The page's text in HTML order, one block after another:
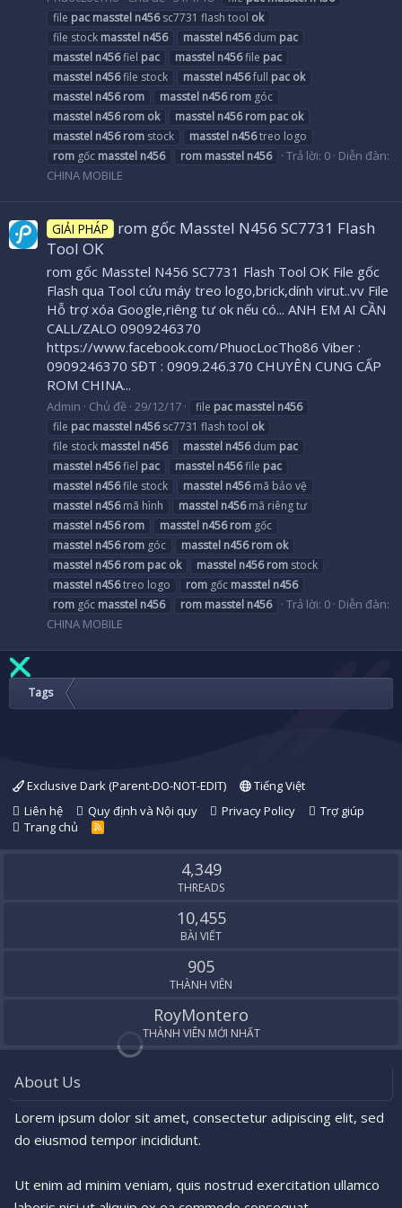
file pac masstel n456sc7731 flash tool ok
file stock masstel n456 masstel n456dum pac
masstel n456fiel pac masstel n456file pac
masstel n456file stock masstel n456full pac ok
masstel n456 rom masstel n456 rom góc
masstel n456 rom ok masstel n456 rom pac ok
masstel n456 rom stock masstel n456treo logo
rom gốc masstel n456 rom masstel n456 Trả lời: 0 Diễn đàn:
CHINA MOBILE
GIẢI PHÁP
rom gốc Masstel N456 SC7731 Flash
Tool OK
rom gốc Masstel N456 SC7731 Flash Tool OK File gốc
Flash qua Tool cứu máy treo logo,brick,dính virut..vv File
Hỗ trợ xóa Google,riêng tư ok nếu có... ANH EM AI CẦN
CALL/ZALO 0909246370
https://www.facebook.com/PhuocLocTho86 Viber :
0909246370 SĐT : 0909.246.370 CHUYÊN CUNG CẤP
ROM CHINA...
Admin Chủ đề 29/12/17 file pac masstel n456
file pac masstel n456sc7731 flash tool ok
file stock masstel n456 masstel n456dum pac
masstel n456fiel pac masstel n456file pac
masstel n456file stock masstel n456mã bảo vệ
masstel n456mã hình masstel n456mã riêng tư
masstel n456 rom masstel n456 rom gốc
masstel n456 rom góc masstel n456 rom ok
masstel n456 rom pac ok masstel n456 rom stock
masstel n456treo logo rom gốc masstel n456
rom gốc masstel n456 rom masstel n456 Trả lời: 0 Diễn đàn:
CHINA MOBILE
Tags
Exclusive Dark (Parent-DO-NOT-EDIT)
Tiếng Việt
Liên hệ
Quy định và Nội quy Privacy Policy
Trợ giúp
Trang chủ
R
S
4,349
THREADS
10,455
BÀI VIẾT
905
THÀNH VIÊN
RoyMontero
THÀNH VIÊN MỚI NHẤT
About Us
Lorem ipsum dolor sit amet, consectetur adipiscing elit, sed
do eiusmod tempor incididunt.
Ut enim ad minim veniam, quis nostrud exercitation ullamco